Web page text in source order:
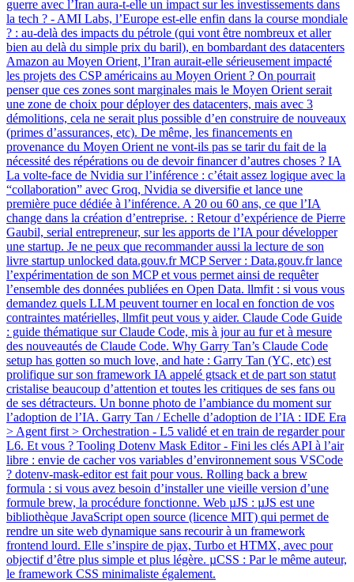
guerre avec l’Iran aura-t-elle un impact sur les investissements dans
la tech ? - AMI Labs, l’Europe est-elle enfin dans la course mondiale
? : au-delà des impacts du pétrole (qui vont être nombreux et aller
bien au delà du simple prix du baril), en bombardant des datacenters
Amazon au Moyen Orient, l’Iran aurait-elle sérieusement impacté
les projets des CSP américains au Moyen Orient ? On pourrait
penser que ces zones sont marginales mais le Moyen Orient serait
une zone de choix pour déployer des datacenters, mais avec 3
démolitions, cela ne serait plus possible d’en construire de nouveaux
(primes d’assurances, etc). De même, les financements en
provenance du Moyen Orient ne vont-ils pas se tarir du fait de la
nécessité des répérations ou de devoir financer d’autres choses ? IA
La volte-face de Nvidia sur l’inférence : c’était assez logique avec la
“collaboration” avec Groq, Nvidia se diversifie et lance une
première puce dédiée à l’inférence. A 20 ou 60 ans, ce que l’IA
change dans la création d’entreprise. : Retour d’expérience de Pierre
Gaubil, serial entrepreneur, sur les apports de l’IA pour développer
une startup. Je ne peux que recommander aussi la lecture de son
livre startup unlocked data.gouv.fr MCP Server : Data.gouv.fr lance
l’expérimentation de son MCP et vous permet ainsi de requêter
l’ensemble des données publiées en Open Data. llmfit : si vous vous
demandez quels LLM peuvent tourner en local en fonction de vos
contraintes matérielles, llmfit peut vous y aider. Claude Code Guide
: guide thématique sur Claude Code, mis à jour au fur et à mesure
des nouveautés de Claude Code. Why Garry Tan’s Claude Code
setup has gotten so much love, and hate : Garry Tan (YC, etc) est
prolifique sur son framework IA appelé gtsack et de part son statut
cristalise beaucoup d’attention et toutes les critiques de ses fans ou
de ses détracteurs. Un bonne photo de l’ambiance du moment sur
l’adoption de l’IA. Garry Tan / Echelle d’adoption de l’IA : IDE Era
> Agent first > Orchestration - L5 validé et en train de regarder pour
L6. Et vous ? Tooling Dotenv Mask Editor - Fini les clés API à l’air
libre : envie de cacher vos variables d’environnement sous VSCode
? dotenv-mask-editor est fait pour vous. Rolling back a brew
formula : si vous avez besoin d’installer une vieille version d’une
formule brew, la procédure fonctionne. Web µJS : µJS est une
bibliothèque JavaScript open source (licence MIT) qui permet de
rendre un site web dynamique sans recourir à un framework
frontend lourd. Elle s’inspire de pjax, Turbo et HTMX, avec pour
objectif d’être plus simple et plus légère. µCSS : Par le même auteur,
le framework CSS minimaliste également.